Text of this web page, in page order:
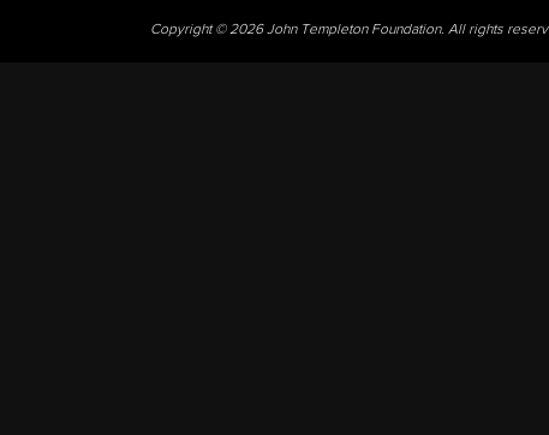
Copyright © 2026 John Templeton Foundation. All rights